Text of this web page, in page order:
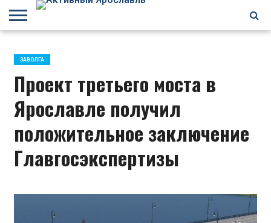
ЗАВОЛГА
КИРОВСКИЙ
НЕФТЕСТРОЙ
ПЕРЕКОП
ПЯТЕРКА
ФРУНЗЕНСКИЙ
ПРОЧЕЕ
ЗАВОЛГА
Проект третьего моста в
Ярославле получил
положительное заключение
Главгосэкспертизы